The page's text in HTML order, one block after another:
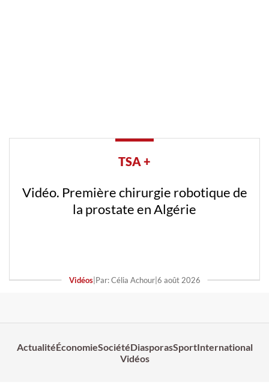
TSA +
Vidéo. Première chirurgie robotique de
la prostate en Algérie
Vidéos| Par: Célia Achour| 6 août 2026
ActualitéÉconomieSociétéDiasporasSportInternational
Vidéos